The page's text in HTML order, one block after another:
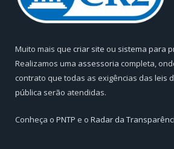
Muito mais que criar site ou sistema para
Realizamos uma assessoria completa,
contrato que todas as exigências das leis
pública serão atendidas.
Conheça o PNTP e o Radar da